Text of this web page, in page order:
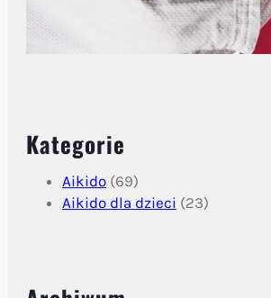
Kategorie
Aikido (69)
Aikido dla dzieci (23)